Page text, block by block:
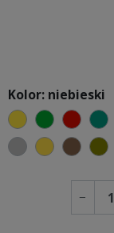
Kolor: niebieski
żółtyzielony
szary
−